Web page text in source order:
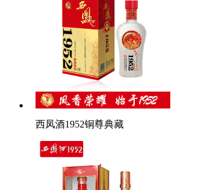
西凤酒1952铜尊典藏